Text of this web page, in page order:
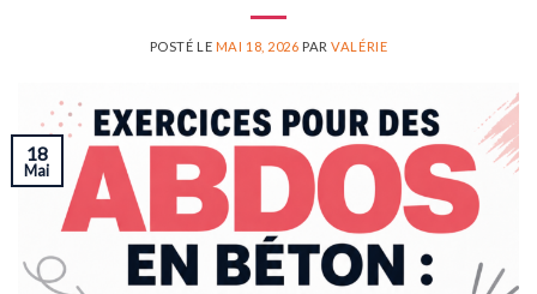
POSTÉ LE MAI 18, 2026 PARVALÉRIE
18
Mai